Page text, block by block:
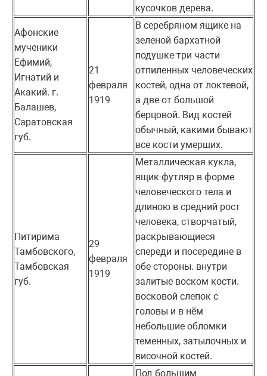
кусочков дерева.
Афонские
мученики
Ефимий,
Игнатий и
Акакий. г.
Балашев,
Саратовская
губ.
21
февраля
1919
В серебряном ящике на
зеленой бархатной
подушке три части
отпиленных человеческих
костей, одна от локтевой,
а две от большой
берцовой. Вид костей
обычный, какими бывают
все кости умерших.
Питирима
Тамбовского,
Тамбовская
губ.
29
февраля
1919
Металлическая кукла,
ящик-футляр в форме
человеческого тела и
длиною в средний рост
человека, створчатый,
раскрывающиеся
спереди и посередине в
обе стороны. внутри
залитые воском кости.
восковой слепок с
головы и в нём
небольшие обломки
теменных, затылочных и
височной костей.
Под большим